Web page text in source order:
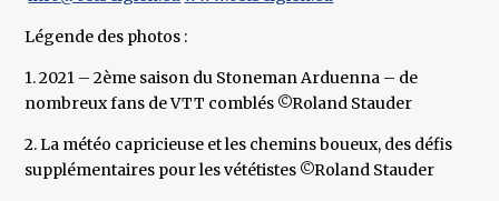
Légende des photos :
1. 2021 – 2ème saison du Stoneman Arduenna – de
nombreux fans de VTT comblés ©Roland Stauder
2. La météo capricieuse et les chemins boueux, des défis
supplémentaires pour les vététistes ©Roland Stauder